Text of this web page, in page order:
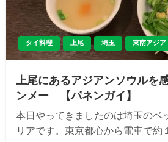
タイ料理 上尾 埼玉 東南アジア
上尾にあるアジアンソウルを
ンメー 【パネンガイ】
本日やってきましたのは埼玉のベ
リアです。東京都心から電車で約